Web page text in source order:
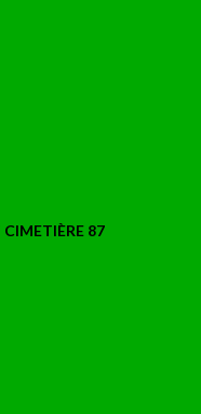
CIMETIÈRE 87